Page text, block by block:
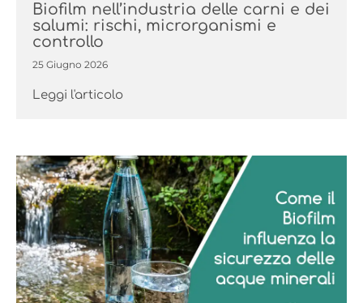
Biofilm nell’industria delle carni e dei
salumi: rischi, microrganismi e
controllo
25 Giugno 2026
Leggi l'articolo